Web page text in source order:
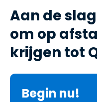
Aan de
om op
krijgen tot
Begin nu!